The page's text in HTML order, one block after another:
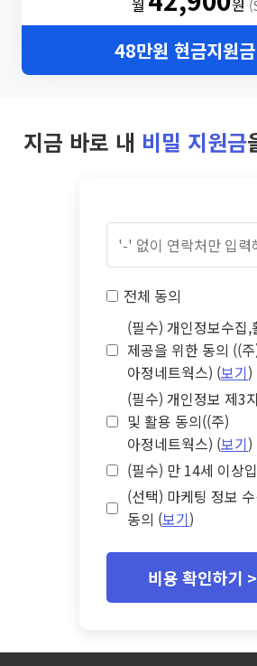
월 원
48만원 현금지원
지금 바로 내 비밀 지원금
전체 동의
(필수) 개인정보수집,
제공을 위한 동의 ((
아정네트웍스) (보기)
(필수) 개인정보 제3
및 활용 동의((주)
아정네트웍스) (보기)
(필수) 만 14세 이상
(선택) 마케팅 정보
동의 (보기)
비용 확인하기 >